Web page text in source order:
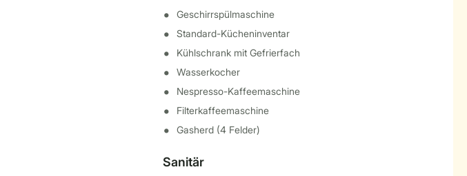
Geschirrspülmaschine
Standard-Kücheninventar
Kühlschrank mit Gefrierfach
Wasserkocher
Nespresso-Kaffeemaschine
Filterkaffeemaschine
Gasherd (4 Felder)
Sanitär